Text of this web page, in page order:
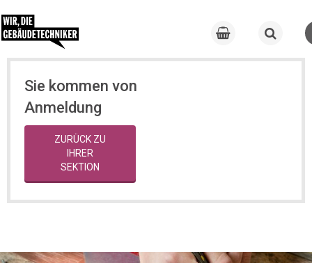
Sie kommen von
Anmeldung
ZURÜCK ZU
IHRER
SEKTION